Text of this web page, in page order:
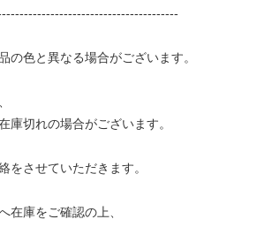
色と異なる場合がございます。
切れの場合がございます。
させていただきます。
庫をご確認の上、